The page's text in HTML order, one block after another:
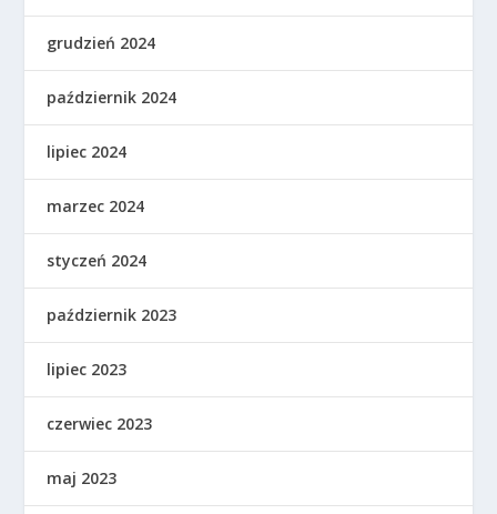
grudzień 2024
październik 2024
lipiec 2024
marzec 2024
styczeń 2024
październik 2023
lipiec 2023
czerwiec 2023
maj 2023